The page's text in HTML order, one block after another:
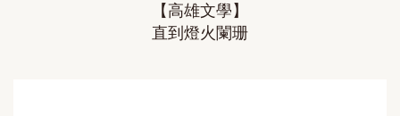
【高雄文學】
直到燈火闌珊